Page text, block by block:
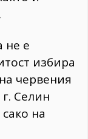
не е
избира
червения
Селин
на